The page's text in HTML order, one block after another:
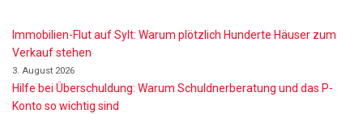
Immobilien-Flut auf Sylt: Warum plötzlich Hunderte Häuser zum
Verkauf stehen
3. August 2026
Hilfe bei Überschuldung: Warum Schuldnerberatung und das P-
Konto so wichtig sind